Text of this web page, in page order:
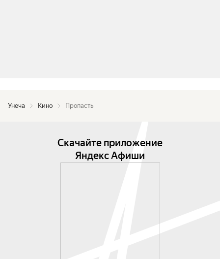
Унеча Кино Пропасть
Скачайте приложение
Яндекс Афиши